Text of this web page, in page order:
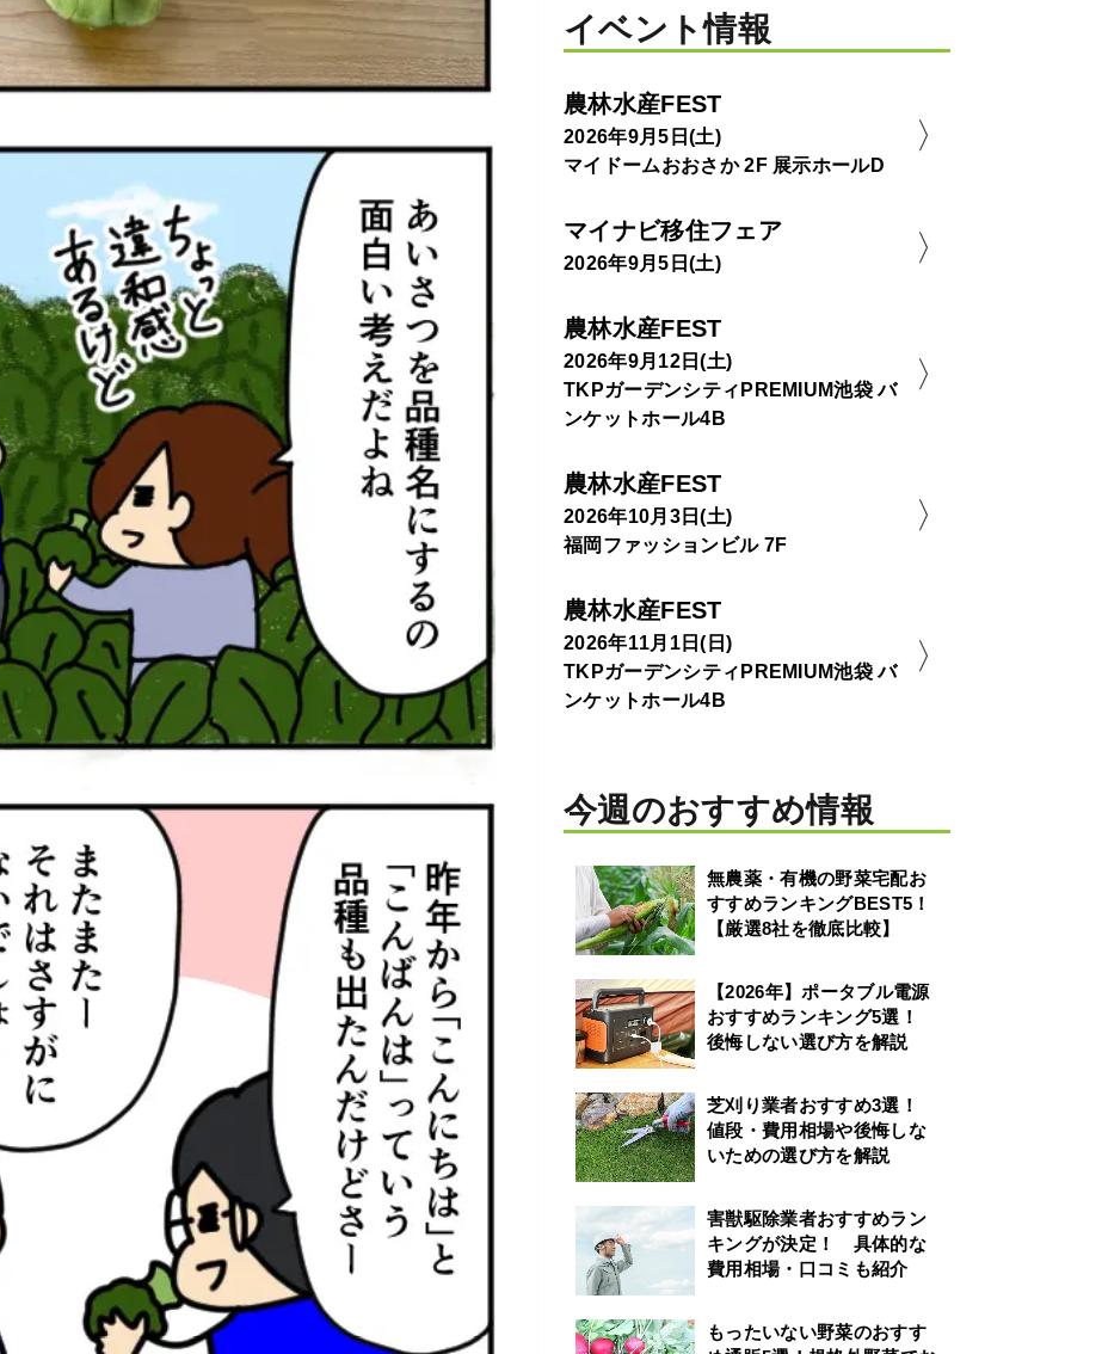
イベント情報
農林水産FEST
2026年9月5日(土)
マイドームおおさか 2F 展示ホールD
マイナビ移住フェア
2026年9月5日(土)
農林水産FEST
2026年9月12日(土)
TKPガーデンシティPREMIUM池袋 バ
ンケットホール4B
農林水産FEST
2026年10月3日(土)
福岡ファッションビル 7F
農林水産FEST
2026年11月1日(日)
TKPガーデンシティPREMIUM池袋 バ
ンケットホール4B
今週のおすすめ情報
無農薬・有機の野菜宅配お
すすめランキングBEST5！
【厳選8社を徹底比較】
【2026年】ポータブル電源
おすすめランキング5選！
後悔しない選び方を解説
芝刈り業者おすすめ3選！
値段・費用相場や後悔しな
いための選び方を解説
害獣駆除業者おすすめラン
キングが決定！ 具体的な
費用相場・口コミも紹介
もったいない野菜のおすす